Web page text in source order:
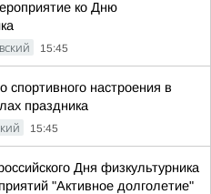
ко Дню
15:45
спортивного настроения в
праздника
15:45
Дня физкультурника
"Активное долголетие"